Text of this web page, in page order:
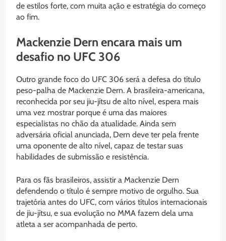
de estilos forte, com muita ação e estratégia do começo
ao fim.
Mackenzie Dern encara mais um
desafio no UFC 306
Outro grande foco do UFC 306 será a defesa do título
peso-palha de Mackenzie Dern. A brasileira-americana,
reconhecida por seu jiu-jítsu de alto nível, espera mais
uma vez mostrar porque é uma das maiores
especialistas no chão da atualidade. Ainda sem
adversária oficial anunciada, Dern deve ter pela frente
uma oponente de alto nível, capaz de testar suas
habilidades de submissão e resistência.
Para os fãs brasileiros, assistir a Mackenzie Dern
defendendo o título é sempre motivo de orgulho. Sua
trajetória antes do UFC, com vários títulos internacionais
de jiu-jítsu, e sua evolução no MMA fazem dela uma
atleta a ser acompanhada de perto.